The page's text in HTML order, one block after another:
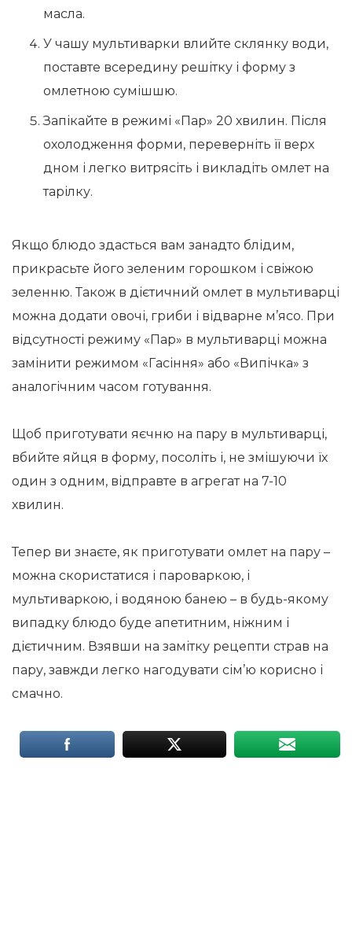
масла.
У чашу мультиварки влийте склянку води,
поставте всередину решітку і форму з
омлетною сумішшю.
Запікайте в режимі «Пар» 20 хвилин. Після
охолодження форми, переверніть її верх
дном і легко витрясіть і викладіть омлет на
тарілку.
Якщо блюдо здасться вам занадто блідим,
прикрасьте його зеленим горошком і свіжою
зеленню. Також в дієтичний омлет в мультиварці
можна додати овочі, гриби і відварне м’ясо. При
відсутності режиму «Пар» в мультиварці можна
замінити режимом «Гасіння» або «Випічка» з
аналогічним часом готування.
Щоб приготувати яєчню на пару в мультиварці,
вбийте яйця в форму, посоліть і, не змішуючи їх
один з одним, відправте в агрегат на 7-10
хвилин.
Тепер ви знаєте, як приготувати омлет на пару –
можна скористатися і пароваркою, і
мультиваркою, і водяною банею – в будь-якому
випадку блюдо буде апетитним, ніжним і
дієтичним. Взявши на замітку рецепти страв на
пару, завжди легко нагодувати сім’ю корисно і
смачно.